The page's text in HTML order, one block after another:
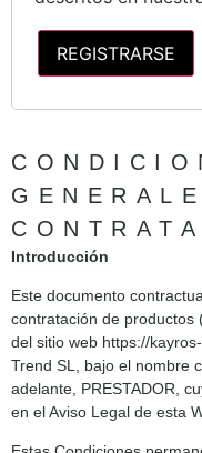
REGISTRARSE
Introducción
Este documento
contratación de productos
del sitio web https://
Trend SL, bajo el nombre
adelante, PRESTADOR,
en el Aviso Legal de esta